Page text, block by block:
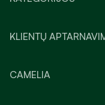
KLIENTŲ
CAMELIA